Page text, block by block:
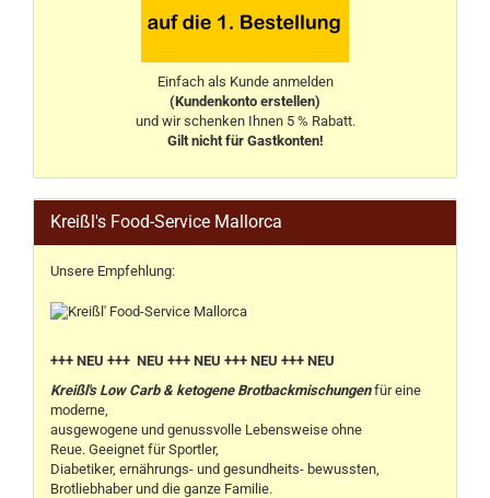
Einfach als Kunde anmelden
(Kundenkonto erstellen)
und wir schenken Ihnen 5 % Rabatt.
Gilt nicht für Gastkonten!
Kreißl's Food-Service Mallorca
Unsere Empfehlung:
+++ NEU +++ NEU +++ NEU +++ NEU +++ NEU
Kreißl's Low Carb & ketogene Brotbackmischungenfür eine
moderne,
ausgewogene und genussvolle Lebensweise ohne
Reue. Geeignet für Sportler,
Diabetiker, ernährungs- und gesundheits- bewussten,
Brotliebhaber und die ganze Familie.